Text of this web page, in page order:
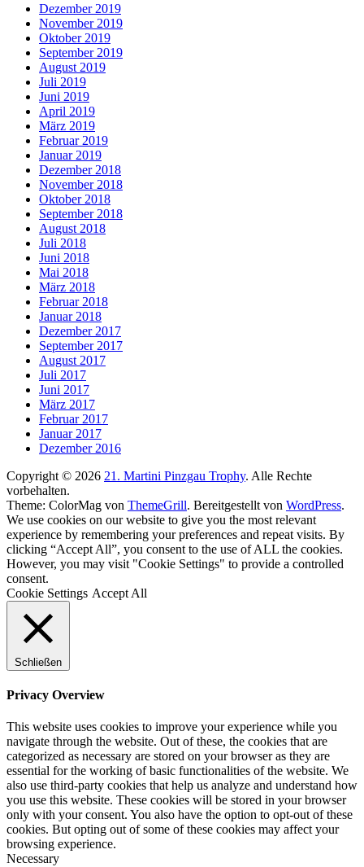
Dezember 2019
November 2019
Oktober 2019
September 2019
August 2019
Juli 2019
Juni 2019
April 2019
März 2019
Februar 2019
Januar 2019
Dezember 2018
November 2018
Oktober 2018
September 2018
August 2018
Juli 2018
Juni 2018
Mai 2018
März 2018
Februar 2018
Januar 2018
Dezember 2017
September 2017
August 2017
Juli 2017
Juni 2017
März 2017
Februar 2017
Januar 2017
Dezember 2016
Copyright © 2026 21. Martini Pinzgau Trophy. Alle Rechte
vorbehalten.
Theme: ColorMag von ThemeGrill. Bereitgestellt von WordPress.
We use cookies on our website to give you the most relevant
experience by remembering your preferences and repeat visits. By
clicking “Accept All”, you consent to the use of ALL the cookies.
However, you may visit "Cookie Settings" to provide a controlled
consent.
Cookie Settings Accept All
Schließen
Privacy Overview
This website uses cookies to improve your experience while you
navigate through the website. Out of these, the cookies that are
categorized as necessary are stored on your browser as they are
essential for the working of basic functionalities of the website. We
also use third-party cookies that help us analyze and understand how
you use this website. These cookies will be stored in your browser
only with your consent. You also have the option to opt-out of these
cookies. But opting out of some of these cookies may affect your
browsing experience.
Necessary